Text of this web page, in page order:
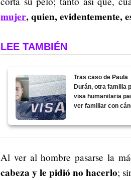
mujer, quien, evidentemente,
LEE TAMBIÉN
Tras caso de Paula
Durán, otra familia
visa humanitaria
ver familiar con
Al ver al hombre pasarse la
cabeza y le pidió no hacerlo;